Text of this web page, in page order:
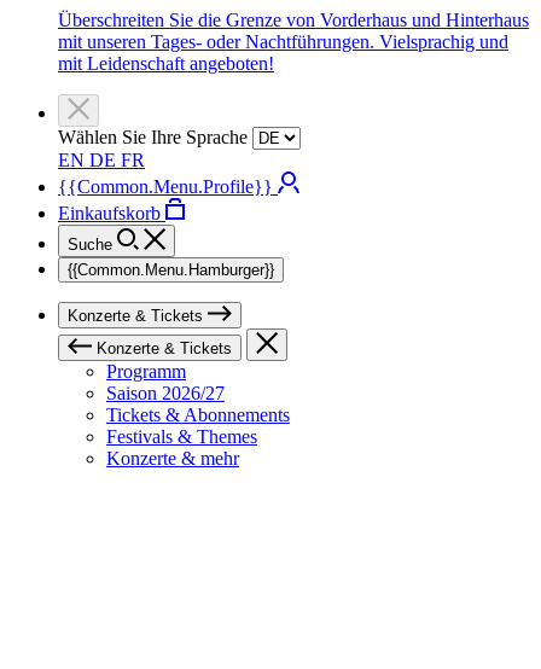
Überschreiten Sie die Grenze von Vorderhaus und Hinterhaus
mit unseren Tages- oder Nachtführungen. Vielsprachig und
mit Leidenschaft angeboten!
Wählen Sie Ihre Sprache
EN DE FR
{{Common.Menu.Profile}}
Einkaufskorb
Suche
{{Common.Menu.Hamburger}}
Konzerte & Tickets
Konzerte & Tickets
Programm
Saison 2026/27
Tickets & Abonnements
Festivals & Themes
Konzerte & mehr